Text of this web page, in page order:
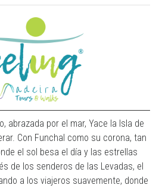
abrazada por el mar, Yace la Isla de
Con Funchal como su corona, tan
el sol besa el día y las estrellas
de los senderos de las Levadas, el
a los viajeros suavemente, donde